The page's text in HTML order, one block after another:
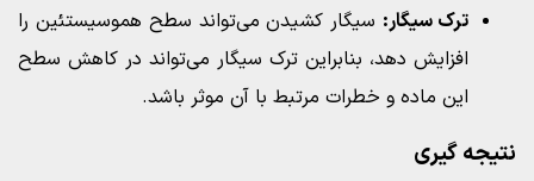
ترک سیگار: سیگار کشیدن می‌تواند سطح هموسیستئین را
افزایش دهد، بنابراین ترک سیگار می‌تواند در کاهش سطح
این ماده و خطرات مرتبط با آن موثر باشد.
نتیجه‌ گیری